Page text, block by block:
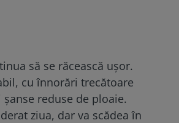
să se răcească ușor.
cu înnorări trecătoare
șanse reduse de ploaie.
ziua, dar va scădea în